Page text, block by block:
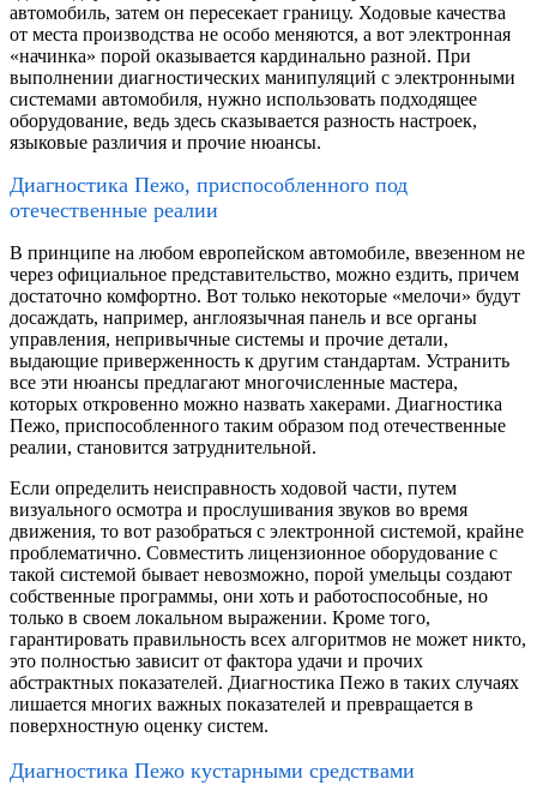
автомобиль, затем он пересекает границу. Ходовые качества
от места производства не особо меняются, а вот электронная
«начинка» порой оказывается кардинально разной. При
выполнении диагностических манипуляций с электронными
системами автомобиля, нужно использовать подходящее
оборудование, ведь здесь сказывается разность настроек,
языковые различия и прочие нюансы.
Диагностика Пежо, приспособленного под
отечественные реалии
В принципе на любом европейском автомобиле, ввезенном не
через официальное представительство, можно ездить, причем
достаточно комфортно. Вот только некоторые «мелочи» будут
досаждать, например, англоязычная панель и все органы
управления, непривычные системы и прочие детали,
выдающие приверженность к другим стандартам. Устранить
все эти нюансы предлагают многочисленные мастера,
которых откровенно можно назвать хакерами. Диагностика
Пежо, приспособленного таким образом под отечественные
реалии, становится затруднительной.
Если определить неисправность ходовой части, путем
визуального осмотра и прослушивания звуков во время
движения, то вот разобраться с электронной системой, крайне
проблематично. Совместить лицензионное оборудование с
такой системой бывает невозможно, порой умельцы создают
собственные программы, они хоть и работоспособные, но
только в своем локальном выражении. Кроме того,
гарантировать правильность всех алгоритмов не может никто,
это полностью зависит от фактора удачи и прочих
абстрактных показателей. Диагностика Пежо в таких случаях
лишается многих важных показателей и превращается в
поверхностную оценку систем.
Диагностика Пежо кустарными средствами